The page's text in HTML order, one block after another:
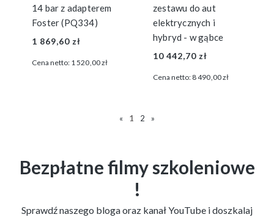
14 bar z adapterem
Foster (PQ334)
1 869,60 zł
Cena netto: 1 520,00 zł
zestawu do aut
elektrycznych i
hybryd - w gąbce
10 442,70 zł
Cena netto: 8 490,00 zł
« 1 2 »
Bezpłatne filmy szkoleniowe
!
Sprawdź naszego bloga oraz kanał YouTube i doszkalaj